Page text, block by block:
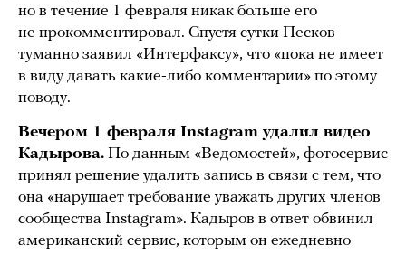
но в течение 1 февраля никак больше его
не прокомментировал. Спустя сутки Песков
туманно заявил «Интерфаксу», что «пока не имеет
в виду давать какие-либо комментарии» по этому
поводу.
Вечером 1 февраля Instagram удалил видео
Кадырова. По данным «Ведомостей», фотосервис
принял решение удалить запись в связи с тем, что
она «нарушает требование уважать других членов
сообщества Instagram». Кадыров в ответ обвинил
американский сервис, которым он ежедневно